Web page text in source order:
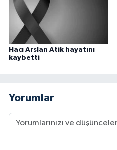
Hacı Arslan Atik hayatını
kaybetti
Yorumlar